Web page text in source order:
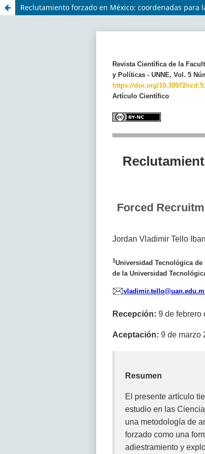
Reclutamiento forzado en México: coordenadas